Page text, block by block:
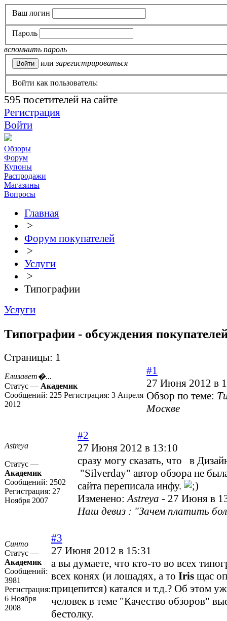
Ваш логин
Пароль
вспомнить пароль
или зарегистрироваться
Войти как пользователь:
595 посетителей на сайте
Регистрация
Войти
Обзоры
Форум
Купоны
Распродажи
Магазины
Вопросы
Главная
>
Форум покупателей
>
Услуги
>
Типографии
Услуги
Типографии - обсуждения
Страницы: 1
Елизавет�...
Статус — Академик
Сообщений: 225 Регистрация: 3 Апреля
2012
#1
27 Июня 2012 в
Обзор по теме:
Москве
Astreya
Статус —
Академик
Сообщений: 2502
Регистрация: 27
Ноября 2007
#2
27 Июня 2012 в 13:10
сразу могу сказать, что в
"Silverday" автор обзора не
сайта переписала инфу.
Изменено:Astreya - 27 Июня в
Наш девиз : "Зачем платить
Синто
Статус —
Академик
Сообщений:
3981
Регистрация:
6 Ноября
2008
#3
27 Июня 2012 в 15:31
а вы думаете, что кто-то во всех
всех конях (и лошадях, а то Iris щас
прицепится) катался и т.д.? Об этом
человек в теме "Качество обзоров"
бестолку.